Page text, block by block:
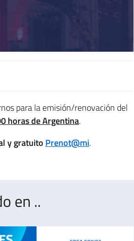
para la emisión/renovación del
horas de Argentina.
y gratuito Prenot@mi.
en ..